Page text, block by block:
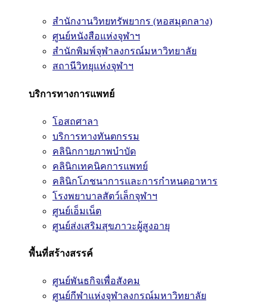
สำนักงานวิทยทรัพยากร (หอสมุดกลาง)
ศูนย์หนังสือแห่งจุฬาฯ
สำนักพิมพ์จุฬาลงกรณ์มหาวิทยาลัย
สถานีวิทยุแห่งจุฬาฯ
บริการทางการแพทย์
โอสถศาลา
บริการทางทันตกรรม
คลินิกกายภาพบำบัด
คลินิกเทคนิคการแพทย์
คลินิกโภชนาการและการกำหนดอาหาร
โรงพยาบาลสัตว์เล็กจุฬาฯ
ศูนย์เอ็มเน็ต
ศูนย์ส่งเสริมสุขภาวะผู้สูงอายุ
พื้นที่สร้างสรรค์
ศูนย์พันธกิจเพื่อสังคม
ศูนย์กีฬาแห่งจุฬาลงกรณ์มหาวิทยาลัย